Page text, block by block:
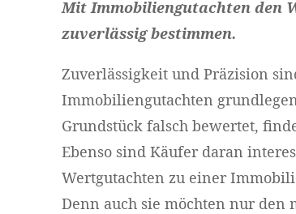
Mit Immobiliengutachten den
zuverlässig bestimmen.
Zuverlässigkeit und Präzision
Immobiliengutachten
Grundstück falsch bewertet,
Ebenso sind Käufer daran
Wertgutachten zu einer
Denn auch sie möchten nur den